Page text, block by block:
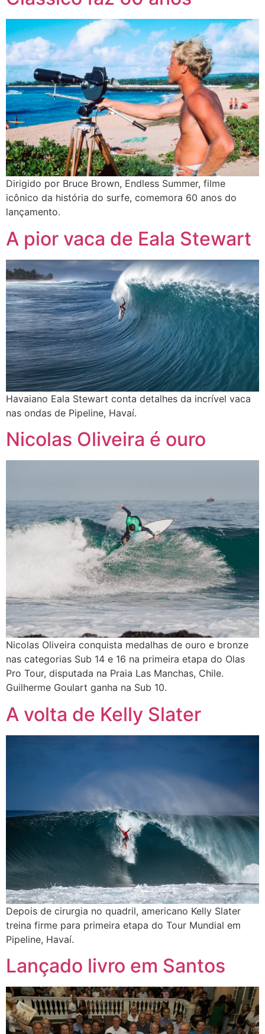
Dirigido por Bruce Brown, Endless Summer, filme
icônico da história do surfe, comemora 60 anos do
lançamento.
A pior vaca de Eala Stewart
Havaiano Eala Stewart conta detalhes da incrível vaca
nas ondas de Pipeline, Havaí.
Nicolas Oliveira é ouro
Nicolas Oliveira conquista medalhas de ouro e bronze
nas categorias Sub 14 e 16 na primeira etapa do Olas
Pro Tour, disputada na Praia Las Manchas, Chile.
Guilherme Goulart ganha na Sub 10.
A volta de Kelly Slater
Depois de cirurgia no quadril, americano Kelly Slater
treina firme para primeira etapa do Tour Mundial em
Pipeline, Havaí.
Lançado livro em Santos